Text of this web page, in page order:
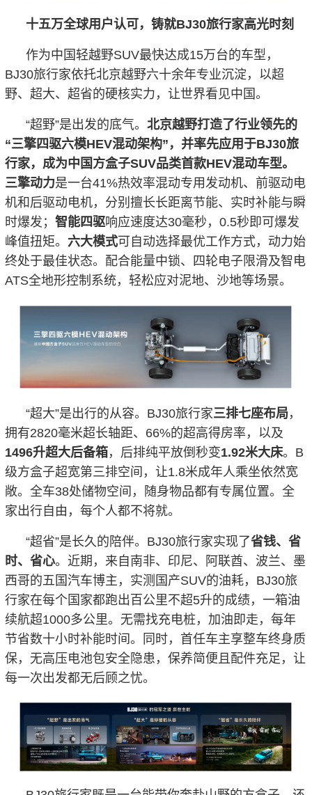
十五万全球用户认可，铸就BJ30旅行家高光时刻
作为中国轻越野SUV最快达成15万台的车型，
BJ30旅行家依托北京越野六十余年专业沉淀，以超
野、超大、超省的硬核实力，让世界看见中国。
“超野”是出发的底气。北京越野打造了行业领先的
“三擎四驱六模HEV混动架构”，并率先应用于BJ30旅
行家，成为中国方盒子SUV品类首款HEV混动车型。
三擎动力是一台41%热效率混动专用发动机、前驱动电
机和后驱动电机，分别擅长长距离节能、实时补能与瞬
时爆发；智能四驱响应速度达30毫秒，0.5秒即可爆发
峰值扭矩。 六大模式可自动选择最优工作方式，动力始
终处于最佳状态。配合能量中锁、四轮电子限滑及智电
ATS全地形控制系统，轻松应对泥地、沙地等场景。
“超大”是出行的从容。BJ30旅行家三排七座布局，
拥有2820毫米超长轴距、66%的超高得房率，以及
1496升超大后备箱，后排纯平放倒秒变1.92米大床。B
级方盒子超宽第三排空间，让1.8米成年人乘坐依然宽
敞。全车38处储物空间，随身物品都有专属位置。全
家出行自由，每个人都不将就。
“超省”是长久的陪伴。BJ30旅行家实现了省钱、省
时、省心。近期，来自南非、印尼、阿联酋、波兰、墨
西哥的五国汽车博主，实测国产SUV的油耗，BJ30旅
行家在每个国家都跑出百公里不超5升的成绩，一箱油
续航超1000多公里。无需找充电桩，加油即走，每年
节省数十小时补能时间。同时，首任车主享整车终身质
保，无高压电池包安全隐患，保养简便且配件充足，让
每一次出发都无后顾之忧。